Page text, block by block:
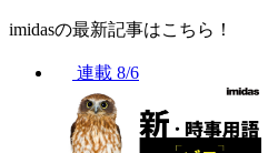
imidasの最新記事はこちら！
連載 8/6